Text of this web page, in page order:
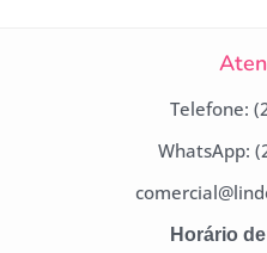
Telefone:
WhatsApp:
Horário